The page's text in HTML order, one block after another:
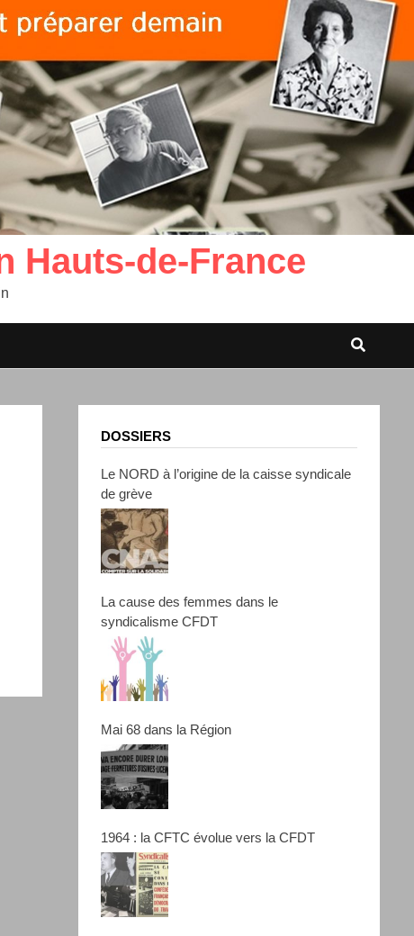
Hauts-de-France
DOSSIERS
Le NORD à l’origine de la caisse syndicale
de grève
La cause des femmes dans le
syndicalisme CFDT
Mai 68 dans la Région
1964 : la CFTC évolue vers la CFDT